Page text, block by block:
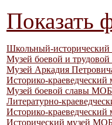
Показать
Школьный-
Музей боевой и
Музей Аркадия
Историко-
Музей боевой славы
Литературно-
Историко-
Исторический музей